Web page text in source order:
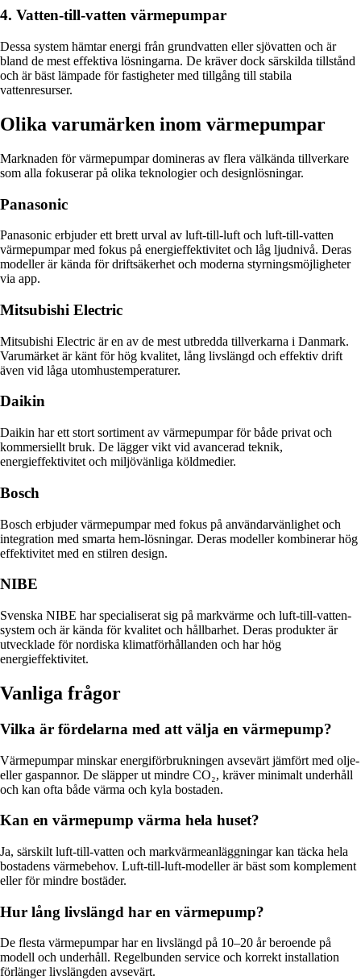
4. Vatten-till-vatten värmepumpar
Dessa system hämtar energi från grundvatten eller sjövatten och är
bland de mest effektiva lösningarna. De kräver dock särskilda tillstånd
och är bäst lämpade för fastigheter med tillgång till stabila
vattenresurser.
Olika varumärken inom värmepumpar
Marknaden för värmepumpar domineras av flera välkända tillverkare
som alla fokuserar på olika teknologier och designlösningar.
Panasonic
Panasonic erbjuder ett brett urval av luft-till-luft och luft-till-vatten
värmepumpar med fokus på energieffektivitet och låg ljudnivå. Deras
modeller är kända för driftsäkerhet och moderna styrningsmöjligheter
via app.
Mitsubishi Electric
Mitsubishi Electric är en av de mest utbredda tillverkarna i Danmark.
Varumärket är känt för hög kvalitet, lång livslängd och effektiv drift
även vid låga utomhustemperaturer.
Daikin
Daikin har ett stort sortiment av värmepumpar för både privat och
kommersiellt bruk. De lägger vikt vid avancerad teknik,
energieffektivitet och miljövänliga köldmedier.
Bosch
Bosch erbjuder värmepumpar med fokus på användarvänlighet och
integration med smarta hem-lösningar. Deras modeller kombinerar hög
effektivitet med en stilren design.
NIBE
Svenska NIBE har specialiserat sig på markvärme och luft-till-vatten-
system och är kända för kvalitet och hållbarhet. Deras produkter är
utvecklade för nordiska klimatförhållanden och har hög
energieffektivitet.
Vanliga frågor
Vilka är fördelarna med att välja en värmepump?
Värmepumpar minskar energiförbrukningen avsevärt jämfört med olje-
eller gaspannor. De släpper ut mindre CO₂, kräver minimalt underhåll
och kan ofta både värma och kyla bostaden.
Kan en värmepump värma hela huset?
Ja, särskilt luft-till-vatten och markvärmeanläggningar kan täcka hela
bostadens värmebehov. Luft-till-luft-modeller är bäst som komplement
eller för mindre bostäder.
Hur lång livslängd har en värmepump?
De flesta värmepumpar har en livslängd på 10–20 år beroende på
modell och underhåll. Regelbunden service och korrekt installation
förlänger livslängden avsevärt.